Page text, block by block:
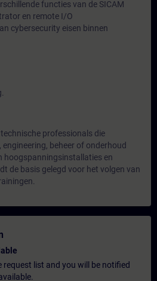
functies van de SICAM
en remote I/O
cybersecurity eisen binnen
professionals die
beheer of onderhoud
hoogspanningsinstallaties en
de basis gelegd voor het volgen van
list and you will be notified